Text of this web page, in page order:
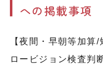
への掲載事項
【夜間・早朝等加算
ロービジョン検査判